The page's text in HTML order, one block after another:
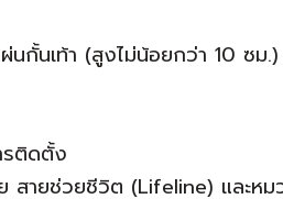
กั้นเท้า (สูงไม่น้อยกว่า 10 ซม
รติดตั้ง
ายช่วยชีวิต (Lifeline) และหม